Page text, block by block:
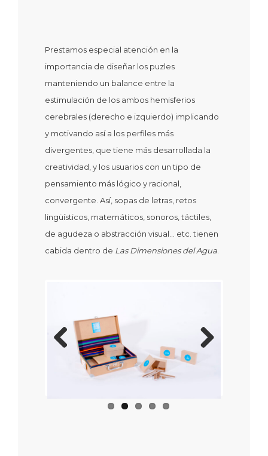
Prestamos especial atención en la
importancia de diseñar los puzles
manteniendo un balance entre la
estimulación de los ambos hemisferios
cerebrales (derecho e izquierdo) implicando
y motivando así a los perfiles más
divergentes, que tiene más desarrollada la
creatividad, y los usuarios con un tipo de
pensamiento más lógico y racional,
convergente. Así, sopas de letras, retos
lingüísticos, matemáticos, sonoros, táctiles,
de agudeza o abstracción visual… etc. tienen
cabida dentro de Las Dimensiones del Agua
Previous